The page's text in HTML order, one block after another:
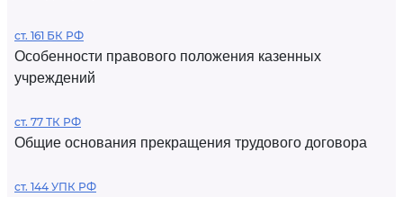
ст. 161 БК РФ
Особенности правового положения казенных
учреждений
ст. 77 ТК РФ
Общие основания прекращения трудового договора
ст. 144 УПК РФ